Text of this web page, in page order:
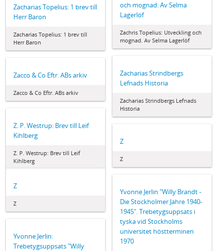
och mognad. Av Selma
Lagerlöf
Zachris Topelius: Utveckling och
mognad. Av Selma Lagerlöf
Zacharias Topelius: 1 brev till
Herr Baron
Zacharias Topelius: 1 brev till
Herr Baron
Zacharias Strindbergs
Lefnads Historia
Zacharias Strindbergs Lefnads
Historia
Zacco & Co Eftr. ABs arkiv
Zacco & Co Eftr. ABs arkiv
Z. P. Westrup: Brev till Leif
Kihlberg
Z. P. Westrup: Brev till Leif
Kihlberg
Z
Z
Z
Z
Yvonne Jerlin "Willy Brandt -
Die Stockholmer Jahre 1940-
1945". Trebetygsuppsats i
tyska vid Stockholms
universitet höstterminen
1970
Yvonne Jerlin:
Trebetygsuppsats "Willy